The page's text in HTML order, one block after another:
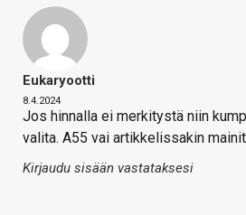
Eukaryootti
8.4.2024
Jos hinnalla ei merkitystä niin
valita. A55 vai artikkelissakin
Kirjaudu sisään vastataksesi